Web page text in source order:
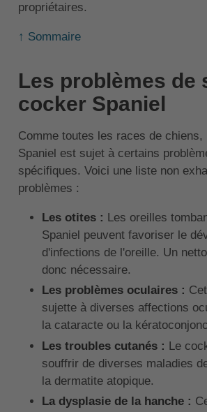
propriétaires.
↑ Sommaire
Les problèmes de
cocker Spaniel
Comme toutes les races de chiens,
Spaniel est sujet à certains
spécifiques. Voici une liste non
problèmes :
Les otites : Les oreilles
Spaniel peuvent favoriser le
d'infections de l'oreille. Un
donc nécessaire.
Les problèmes oculaires :
sujette à diverses affections
la cataracte ou la
Les troubles cutanés : Le
souffrir de diverses maladies
la dermatite atopique.
La dysplasie de la hanche :